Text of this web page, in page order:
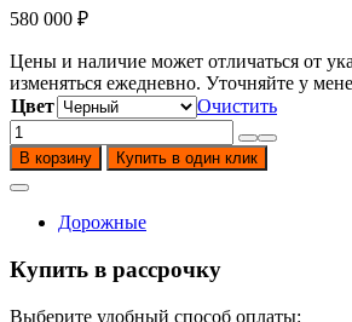
580 000 ₽
Цены и наличие может отличаться от
изменяться ежедневно. Уточняйте у
Цвет
Очистить
Количество
товара
Мотоцикл
CYCLONE
AQS401
В корзину Купить в один клик
Дорожные
Купить в рассрочку
Выберите удобный способ оплаты: